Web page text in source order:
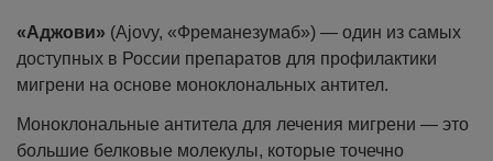
«Аджови» (Ajovy, «Фреманезумаб») — один из самых
доступных в России препаратов для профилактики
мигрени на основе моноклональных антител.
Моноклональные антитела для лечения мигрени — это
большие белковые молекулы, которые точечно